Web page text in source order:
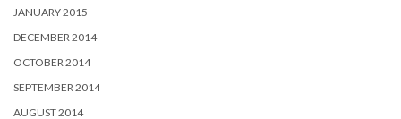
JANUARY 2015
DECEMBER 2014
OCTOBER 2014
SEPTEMBER 2014
AUGUST 2014